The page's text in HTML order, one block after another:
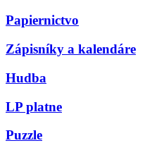
Papiernictvo
Zápisníky a kalendáre
Hudba
LP platne
Puzzle